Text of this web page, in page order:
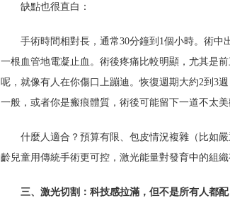
缺點也很直白：
手術時間相對長，通常30分鐘到1個小時。術
一根血管地電凝止血。術後疼痛比較明顯，尤其是
呢，就像有人在你傷口上蹦迪。恢復週期大約2到3
一般，或者你是瘢痕體質，術後可能留下一道不太美
什麼人適合？預算有限、包皮情況複雜（比如
齡兒童用傳統手術更可控，激光能量對發育中的組織
三、激光切割：科技感拉滿，但不是所有人都配